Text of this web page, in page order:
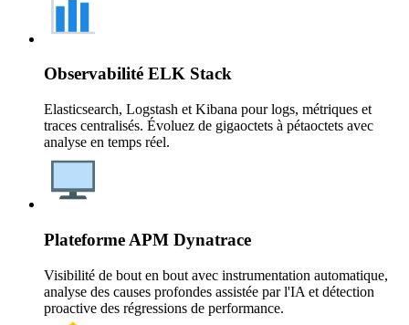
Observabilité ELK Stack
Elasticsearch, Logstash et Kibana pour logs, métriques et
traces centralisés. Évoluez de gigaoctets à pétaoctets avec
analyse en temps réel.
Plateforme APM Dynatrace
Visibilité de bout en bout avec instrumentation automatique,
analyse des causes profondes assistée par l'IA et détection
proactive des régressions de performance.